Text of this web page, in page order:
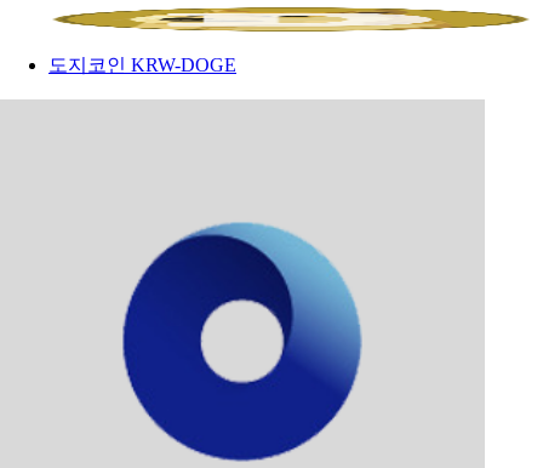
도지코인 KRW-DOGE